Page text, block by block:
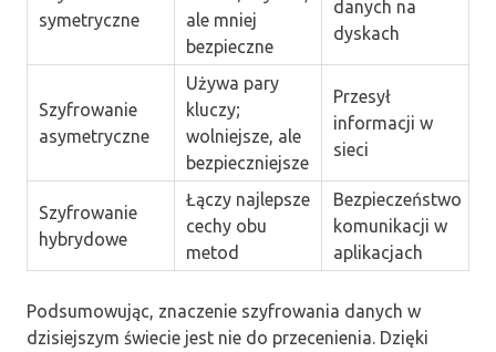
symetryczne
ale mniej
bezpieczne
danych na
dyskach
Szyfrowanie
asymetryczne
Używa pary
kluczy;
wolniejsze, ale
bezpieczniejsze
Przesył
informacji w
sieci
Szyfrowanie
hybrydowe
Łączy najlepsze
cechy obu
metod
Bezpieczeństwo
komunikacji w
aplikacjach
Podsumowując, znaczenie szyfrowania danych w
dzisiejszym świecie jest nie do przecenienia. Dzięki